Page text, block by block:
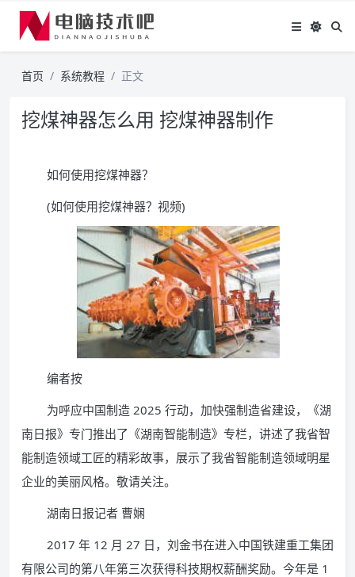
首页 系统教程 正文
挖煤神器怎么用 挖煤神器制作
如何使用挖煤神器？
(如何使用挖煤神器？视频)
编者按
为呼应中国制造 2025 行动，加快强制造省建设，《湖
南日报》专门推出了《湖南智能制造》专栏，讲述了我省智
能制造领域工匠的精彩故事，展示了我省智能制造领域明星
企业的美丽风格。敬请关注。
湖南日报记者 曹娴
2017 年 12 月 27 日，刘金书在进入中国铁建重工集团
有限公司的第八年第三次获得科技期权薪酬奖励。今年是 1